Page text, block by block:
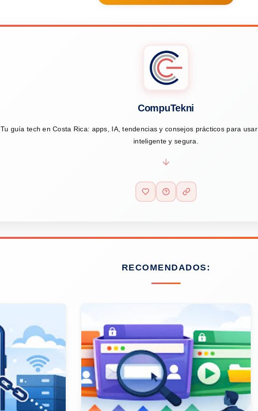
CompuTekni
Tu guía tech en Costa Rica: apps, IA, tendencias y consejos prácticos para
inteligente y segura.
RECOMENDADOS: